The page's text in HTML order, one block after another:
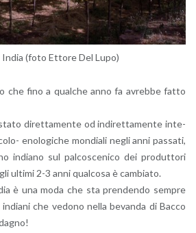
India (foto Et­to­re Del Lupo)
che fino a qual­che anno fa avreb­be fatto
di­ret­ta­men­te od in­di­ret­ta­men­te in­te­
eno­lo­gi­che mon­dia­li negli anni pas­sa­ti,
in­dia­no sul pal­co­sce­ni­co dei pro­dut­to­ri
ul­ti­mi 2-3 anni qual­co­sa è cam­bia­to.
è una moda che sta pren­den­do sem­pre
che ve­do­no nella be­van­da di Bacco